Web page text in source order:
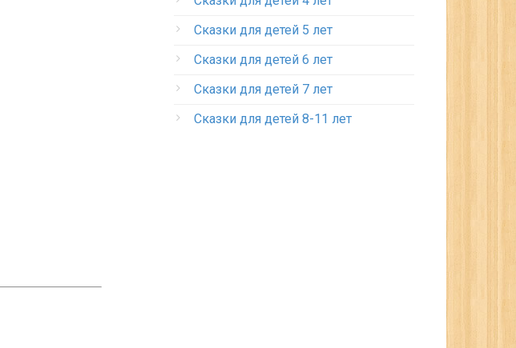
Сказки для детей 5 лет
Сказки для детей 6 лет
Сказки для детей 7 лет
Сказки для детей 8-11 лет